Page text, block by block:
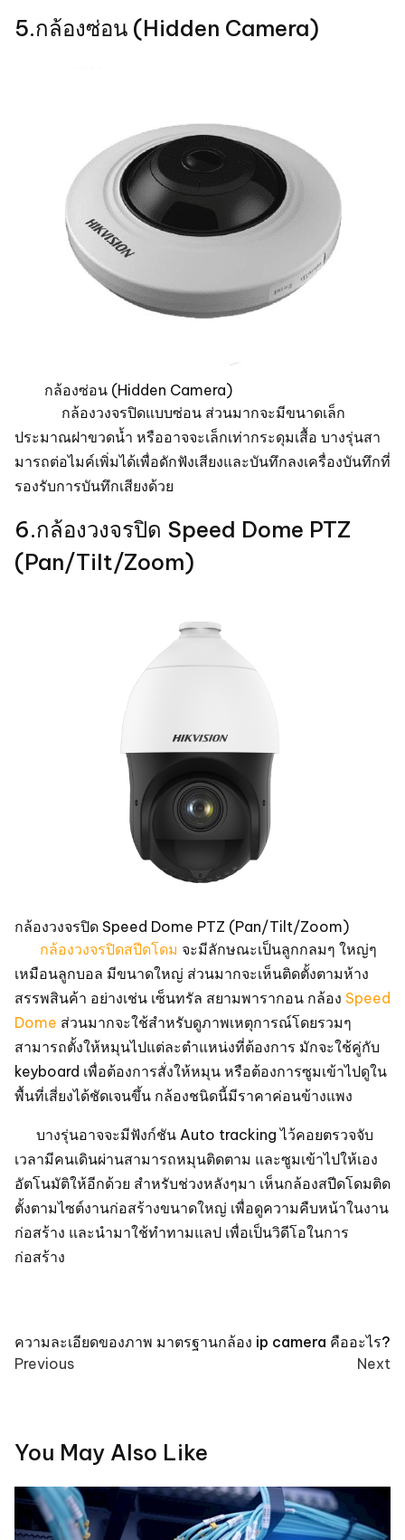
5.กล้องซ่อน (Hidden Camera)
กล้องซ่อน (Hidden Camera)
กล้องวงจรปิดแบบซ่อน ส่วนมากจะมีขนาดเล็ก
ประมาณฝาขวดน้ำ หรืออาจจะเล็กเท่ากระดุมเสื้อ บางรุ่นสา
มารถต่อไมค์เพิ่มได้เพื่อดักฟังเสียงและบันทึกลงเครื่องบันทึกที่
รองรับการบันทึกเสียงด้วย
6.กล้องวงจรปิด Speed Dome PTZ
(Pan/Tilt/Zoom)
กล้องวงจรปิด Speed Dome PTZ (Pan/Tilt/Zoom)
กล้องวงจรปิดสปีดโดม จะมีลักษณะเป็นลูกกลมๆ ใหญ่ๆ
เหมือนลูกบอล มีขนาดใหญ่ ส่วนมากจะเห็นติดตั้งตามห้าง
สรรพสินค้า อย่างเช่น เซ็นทรัล สยามพารากอน กล้อง Speed
Dome ส่วนมากจะใช้สำหรับดูภาพเหตุการณ์โดยรวมๆ
สามารถตั้งให้หมุนไปแต่ละตำแหน่งที่ต้องการ มักจะใช้คู่กับ
keyboard เพื่อต้องการสั่งให้หมุน หรือต้องการซูมเข้าไปดูใน
พื้นที่เสี่ยงได้ชัดเจนขึ้น กล้องชนิดนี้มีราคาค่อนข้างแพง
บางรุ่นอาจจะมีฟังก์ชัน Auto tracking ไว้คอยตรวจจับ
เวลามีคนเดินผ่านสามารถหมุนติดตาม และซูมเข้าไปให้เอง
อัตโนมัติให้อีกด้วย สำหรับช่วงหลังๆมา เห็นกล้องสปีดโดมติด
ตั้งตามไซต์งานก่อสร้างขนาดใหญ่ เพื่อดูความคืบหน้าในงาน
ก่อสร้าง และนำมาใช้ทำทามแลป เพื่อเป็นวิดีโอในการ
ก่อสร้าง
Post
navigation
ความละเอียดของภาพ
Previous
มาตรฐานกล้อง ip camera คืออะไร?
Next
You May Also Like